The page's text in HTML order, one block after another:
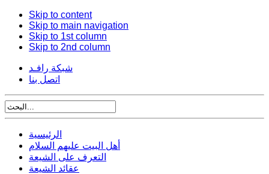
Skip to content
Skip to main navigation
Skip to 1st column
Skip to 2nd column
شبكة رافـد
اتصل بنا
الرئيسية
أهل البيت عليهم السلام
التعرف على الشيعة
عقائد الشيعة